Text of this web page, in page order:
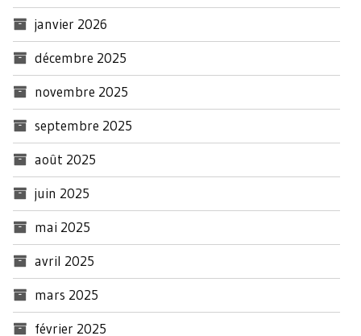
janvier 2026
décembre 2025
novembre 2025
septembre 2025
août 2025
juin 2025
mai 2025
avril 2025
mars 2025
février 2025